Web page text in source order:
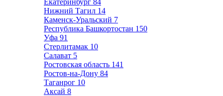
Екатеринбург 84
Нижний Тагил 14
Каменск-Уральский 7
Республика Башкортостан 150
Уфа 91
Стерлитамак 10
Салават 5
Ростовская область 141
Ростов-на-Дону 84
Таганрог 10
Аксай 8